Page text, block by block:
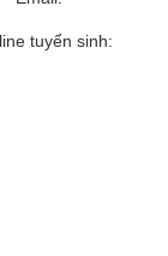
tuyển sinh: